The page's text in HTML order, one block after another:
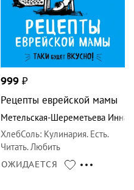
999 ₽
Рецепты еврейской мамы
Метельская-Шереметьева Инна
ХлебСоль: Кулинария. Есть.
Читать. Любить
ОЖИДАЕТСЯ